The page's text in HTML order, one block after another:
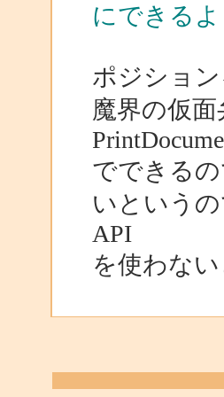
にできるよ
ポジショ
魔界の仮
でできる
いという
API
を使わな